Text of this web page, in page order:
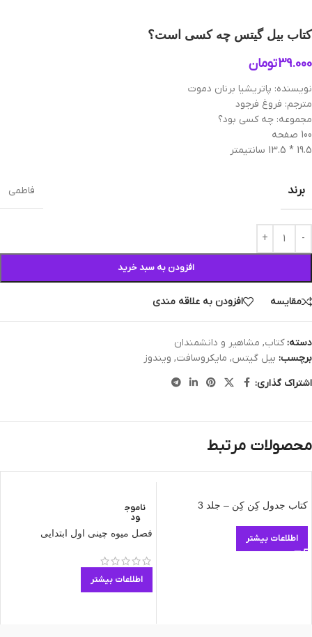
کتاب بیل گیتس چه کسی است؟
39.000تومان
نویسنده: پاتریشیا برنان دموت
مترجم: فروغ فرجود
مجموعه: چه کسی بود؟
100 صفحه
19.5 * 13.5 سانتیمتر
برند فاطمی
افزودن به سبد خرید
مقایسه افزودن به علاقه مندی
دسته: کتاب, مشاهیر و دانشمندان
برچسب: بیل گیتس, مایکروسافت, ویندوز
اشتراک گذاری:
محصولات مرتبط
کتاب جدول کِن کِن – جلد 3
اطلاعات بیشتر
ناموج
ود
فصل میوه چینی اول ابتدایی
اطلاعات بیشتر